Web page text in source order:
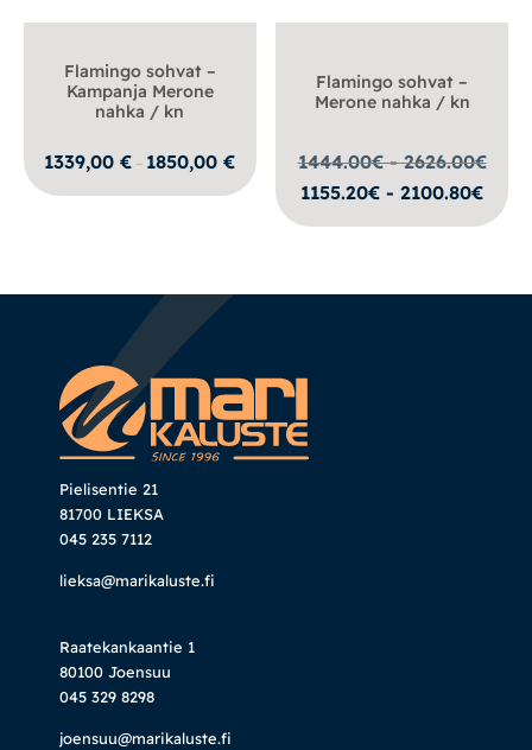
Flamingo sohvat –
Kampanja Merone
nahka / kn
1339,00€ – 1850,00€Hintaluokka:
1339,00 €
1850,00 €
Flamingo sohvat –
Merone nahka / kn
1444.00€ - 2626.00€
1155.20€ - 2100.80€
Pielisentie 21
81700 LIEKSA
045 235 7112
lieksa@marikaluste.fi
Raatekankaantie 1
80100 Joensuu
045 329 8298
joensuu@marikaluste.fi